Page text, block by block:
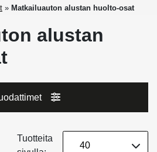
» Matkailuauton alustan huolto-osat
alustan
Tuotteita